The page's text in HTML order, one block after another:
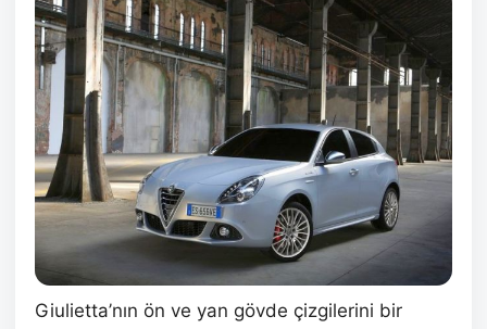
Giulietta’nın ön ve yan gövde çizgilerini bir